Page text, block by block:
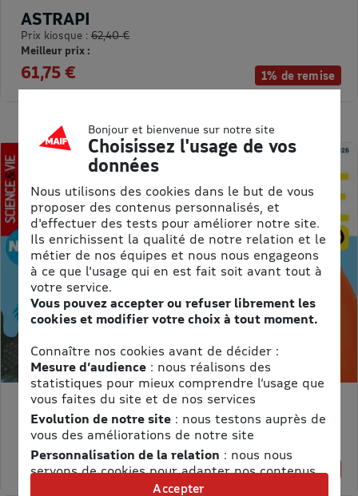
1% de remise
ASTRAPI
Prix kiosque : 62,40 €
Meilleur prix :
61,75 €
18% de remise
MON PETIT SCIENCE ET VIE AVEC NANO
Prix kiosque :
71,40 €
Meilleur prix :
58,65 €
Bonjour et bienvenue sur notre site
Choisissez l'usage de vos
données
Nous utilisons des cookies dans le but de vous
proposer des contenus personnalisés, et
d'effectuer des tests pour améliorer notre site.
Ils enrichissent la qualité de notre relation et le
métier de nos équipes et nous nous engageons
à ce que l'usage qui en est fait soit avant tout à
votre service.
Vous pouvez accepter ou refuser librement les
cookies et modifier votre choix à tout moment.
Connaître nos cookies avant de décider :
Mesure d’audience: nous réalisons des
statistiques pour mieux comprendre l’usage que
vous faites du site et de nos services
Evolution de notre site: nous testons auprès de
vous des améliorations de notre site
Personnalisation de la relation : nous nous
servons de cookies pour adapter nos contenus
et personnaliser nos offres
Accepter